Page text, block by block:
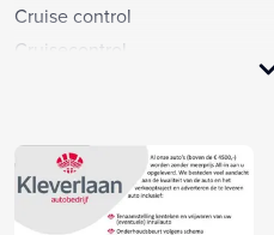
Cruise control
Cruisecontrol
Keyless start
LED koplampen
Lichtmetalen velgen 19"